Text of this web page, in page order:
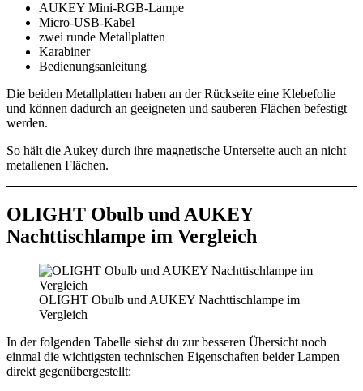
AUKEY Mini-RGB-Lampe
Micro-USB-Kabel
zwei runde Metallplatten
Karabiner
Bedienungsanleitung
Die beiden Metallplatten haben an der Rückseite eine Klebefolie
und können dadurch an geeigneten und sauberen Flächen befestigt
werden.
So hält die Aukey durch ihre magnetische Unterseite auch an nicht
metallenen Flächen.
OLIGHT Obulb und AUKEY
Nachttischlampe im Vergleich
OLIGHT Obulb und AUKEY Nachttischlampe im
Vergleich
In der folgenden Tabelle siehst du zur besseren Übersicht noch
einmal die wichtigsten technischen Eigenschaften beider Lampen
direkt gegenübergestellt: